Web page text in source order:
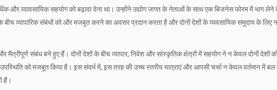
और व्यावसायिक सहयोग को बढ़ावा देना था। उन्होंने उद्योग जगत के नेताओं के साथ एक बिजनेस फोरम में भाग लेने
व्यापारिक संबंधों को और मजबूत करने का अवसर प्रदान करता है और दोनों देशों के व्यवसायिक समुदाय के लिए नए
संबंध बने हुए हैं। दोनों देशों के बीच व्यापार, निवेश और सांस्कृतिक क्षेत्रों में सहयोग ने न केवल दोनों देशों
को मजबूत किया है। इस संदर्भ में, इस तरह की उच्च स्तरीय यात्राएं और आपसी चर्चा न केवल वर्तमान में बल
हैं।